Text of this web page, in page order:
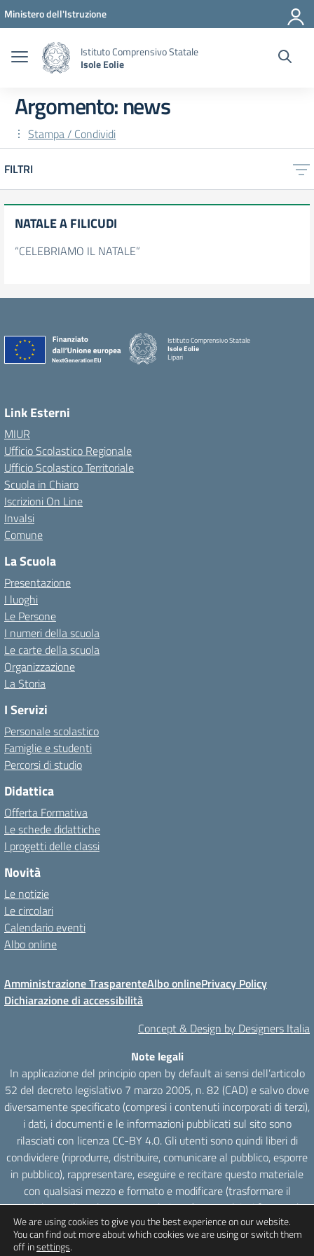
Vai ai contenuti
Vai al menu di navigazione
Vai al footer
Ministero dell'Istruzione
Istituto Comprensivo Statale
Isole Eolie
Argomento: news
Stampa / Condividi
FILTRI
NATALE A FILICUDI
“CELEBRIAMO IL NATALE”
Istituto Comprensivo Statale
Isole Eolie
Lipari
Link Esterni
MIUR
Ufficio Scolastico Regionale
Ufficio Scolastico Territoriale
Scuola in Chiaro
Iscrizioni On Line
Invalsi
Comune
La Scuola
Presentazione
I luoghi
Le Persone
I numeri della scuola
Le carte della scuola
Organizzazione
La Storia
I Servizi
Personale scolastico
Famiglie e studenti
Percorsi di studio
Didattica
Offerta Formativa
Le schede didattiche
I progetti delle classi
Novità
Le notizie
Le circolari
Calendario eventi
Albo online
Amministrazione TrasparenteAlbo onlinePrivacy Policy
Dichiarazione di accessibilità
Concept & Design by Designers Italia
Note legali
In applicazione del principio open by default ai sensi dell’articolo
52 del decreto legislativo 7 marzo 2005, n. 82 (CAD) e salvo dove
diversamente specificato (compresi i contenuti incorporati di terzi),
i dati, i documenti e le informazioni pubblicati sul sito sono
rilasciati con licenza CC-BY 4.0. Gli utenti sono quindi liberi di
condividere (riprodurre, distribuire, comunicare al pubblico, esporre
in pubblico), rappresentare, eseguire e recitare questo materiale
con qualsiasi mezzo e formato e modificare (trasformare il
materiale e utilizzarlo per opere derivate) per qualsiasi fine, anche
commerciale con il solo onere di attribuzione, senza apporre
restrizioni aggiuntive.
We are using cookies to give you the best experience on our website.
You can find out more about which cookies we are using or switch them
off insettings.